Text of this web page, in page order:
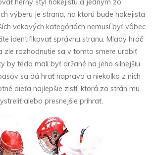
herný štýl hokejistu a jedným zo
výberu je strana, na ktorú bude hokejista
vekových kategóriách nemusí byť vôbec
identifikovať správnu stranu. Mladý hráč
zle rozhodnutie sa v tomto smere urobiť
by teda mali byť držané na jeho silnejšiu
sa dá hrať napravo a niekoľko z nich
dieťa najlepšie zistí, ktorá zo strán mu
alebo presnejšie prihrať.